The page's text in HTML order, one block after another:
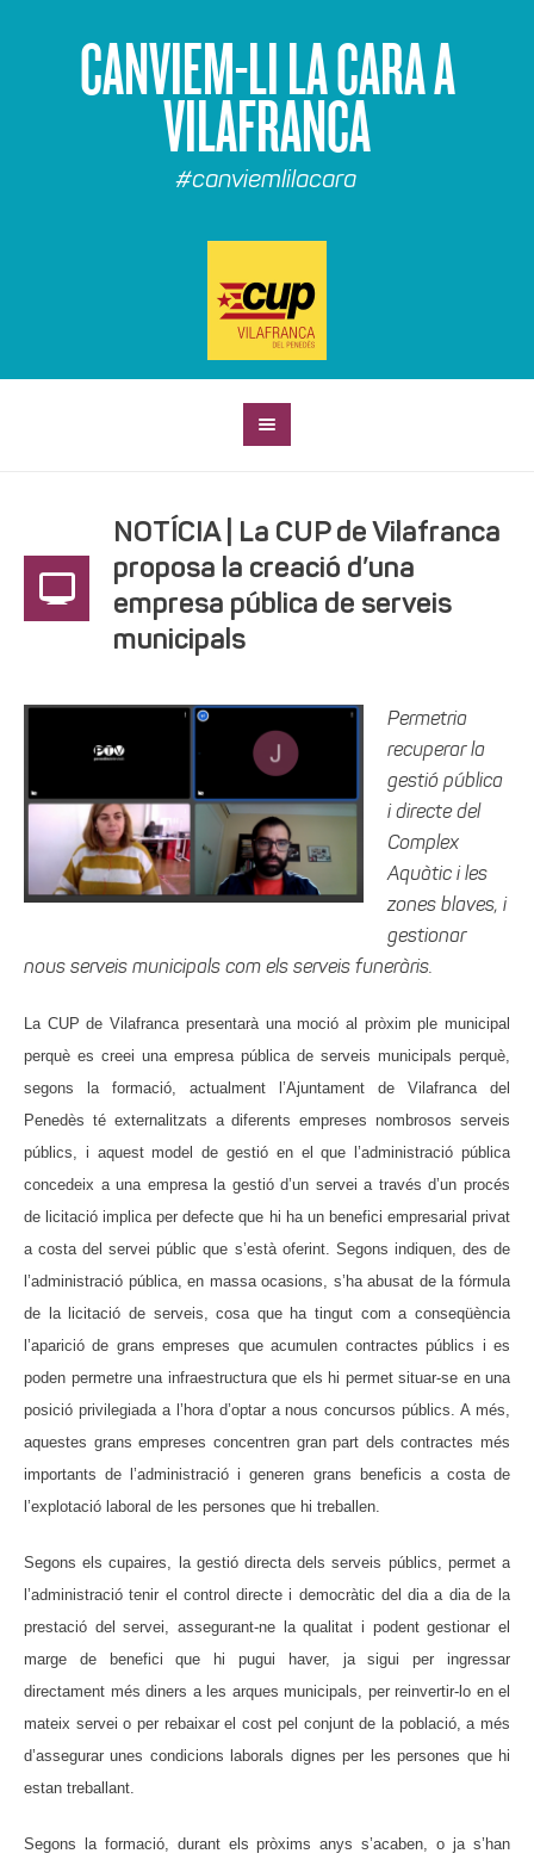
CANVIEM-LI LA CARA A
VILAFRANCA
#canviemlilacara
NOTÍCIA | La CUP de Vilafranca
proposa la creació d’una
empresa pública de serveis
municipals
Permetria
recuperar la
gestió pública
i directe del
Complex
Aquàtic i les
zones blaves, i
gestionar
nous serveis municipals com els serveis funeràris.
La CUP de Vilafranca presentarà una moció al pròxim ple municipal
perquè es creei una empresa pública de serveis municipals perquè,
segons la formació, actualment l’Ajuntament de Vilafranca del
Penedès té externalitzats a diferents empreses nombrosos serveis
públics, i aquest model de gestió en el que l’administració pública
concedeix a una empresa la gestió d’un servei a través d’un procés
de licitació implica per defecte que hi ha un benefici empresarial privat
a costa del servei públic que s’està oferint. Segons indiquen, des de
l’administració pública, en massa ocasions, s’ha abusat de la fórmula
de la licitació de serveis, cosa que ha tingut com a conseqüència
l’aparició de grans empreses que acumulen contractes públics i es
poden permetre una infraestructura que els hi permet situar-se en una
posició privilegiada a l’hora d’optar a nous concursos públics. A més,
aquestes grans empreses concentren gran part dels contractes més
importants de l’administració i generen grans beneficis a costa de
l’explotació laboral de les persones que hi treballen.
Segons els cupaires, la gestió directa dels serveis públics, permet a
l’administració tenir el control directe i democràtic del dia a dia de la
prestació del servei, assegurant-ne la qualitat i podent gestionar el
marge de benefici que hi pugui haver, ja sigui per ingressar
directament més diners a les arques municipals, per reinvertir-lo en el
mateix servei o per rebaixar el cost pel conjunt de la població, a més
d’assegurar unes condicions laborals dignes per les persones que hi
estan treballant.
Segons la formació, durant els pròxims anys s’acaben, o ja s’han